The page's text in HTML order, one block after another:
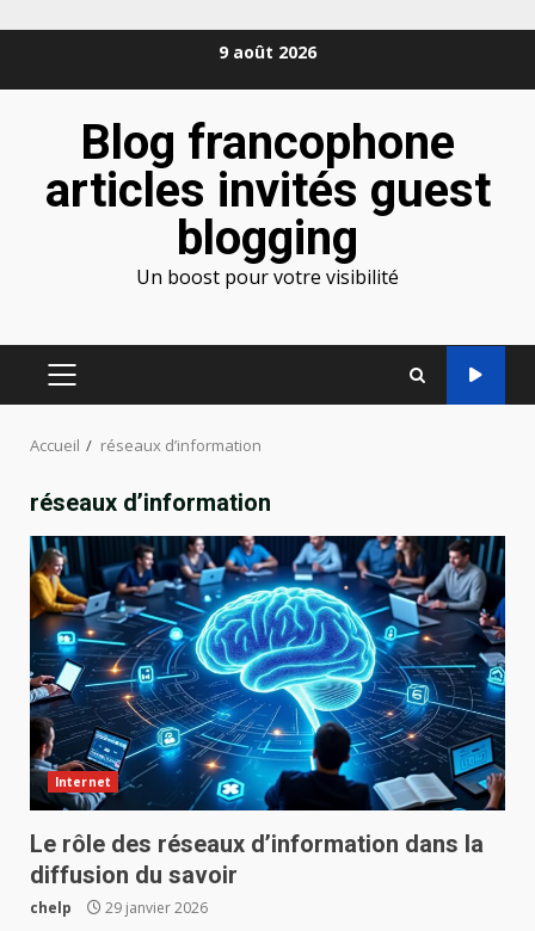
9 août 2026
Blog francophone
articles invités guest
blogging
Un boost pour votre visibilité
MENU
Accueil réseaux d’information
réseaux d’information
Internet
Le rôle des réseaux d’information dans la
diffusion du savoir
chelp 29 janvier 2026